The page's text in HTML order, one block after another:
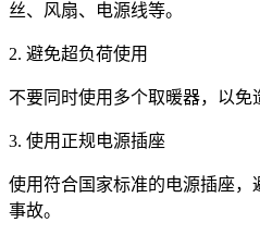
丝、风扇、电源线等。
2. 避免超负荷使用
不要同时使用多个取暖器，以免
3. 使用正规电源插座
使用符合国家标准的电源插座
事故。